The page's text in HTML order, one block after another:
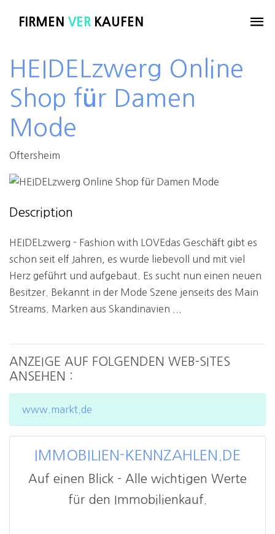
FIRMEN VER KAUFEN
HEIDELzwerg Online
Shop für Damen
Mode
Oftersheim
Description
HEIDELzwerg - Fashion with LOVEdas Geschäft gibt es
schon seit elf Jahren, es wurde liebevoll und mit viel
Herz geführt und aufgebaut. Es sucht nun einen neuen
Besitzer. Bekannt in der Mode Szene jenseits des Main
Streams. Marken aus Skandinavien ...
ANZEIGE AUF FOLGENDEN WEB-SITES
ANSEHEN :
www.markt.de
IMMOBILIEN-KENNZAHLEN.DE
Auf einen Blick - Alle wichtigen Werte
für den Immobilienkauf.